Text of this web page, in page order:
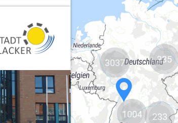
3037
1004
335
233